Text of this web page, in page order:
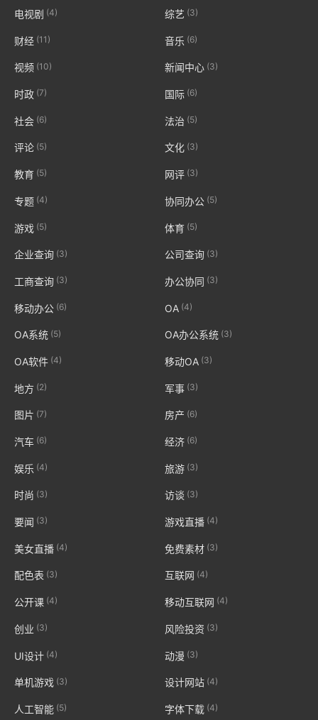
电视剧 (4) 综艺 (3)
财经 (11) 音乐 (6)
视频 (10) 新闻中心 (3)
时政 (7) 国际(6)
社会 (6) 法治 (5)
评论 (5) 文化 (3)
教育 (5) 网评(3)
专题 (4) 协同办公(5)
游戏 (5) 体育(5)
企业查询 (3) 公司查询(3)
工商查询 (3) 办公协同 (3)
移动办公 (6) OA (4)
OA系统 (5) OA办公系统(3)
OA软件 (4) 移动OA (3)
地方 (2) 军事 (3)
图片 (7) 房产 (6)
汽车 (6) 经济(6)
娱乐 (4) 旅游(3)
时尚 (3) 访谈 (3)
要闻 (3) 游戏直播(4)
美女直播 (4) 免费素材(3)
配色表 (3) 互联网 (4)
公开课 (4) 移动互联网 (4)
创业 (3) 风险投资 (3)
UI设计 (4) 动漫 (3)
单机游戏 (3) 设计网站(4)
人工智能 (5) 字体下载(4)